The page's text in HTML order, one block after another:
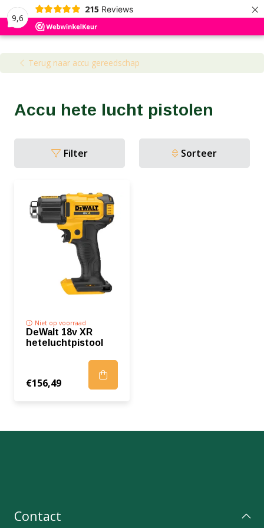
9,6
215 Reviews ×
Terug naar accu gereedschap
Accu hete lucht pistolen
Filter Sorteer
Niet op voorraad
DeWalt 18v XR
heteluchtpistool
€156,49
Contact